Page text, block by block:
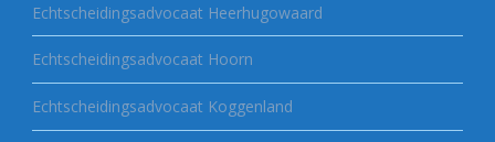
Echtscheidingsadvocaat Heerhugowaard
Echtscheidingsadvocaat Hoorn
Echtscheidingsadvocaat Koggenland